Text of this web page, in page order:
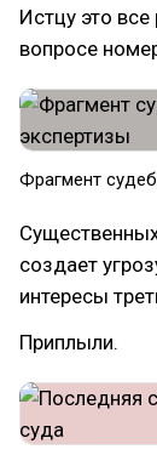
Истцу это
вопросе
Фрагмент
создает
интересы
Приплыли.